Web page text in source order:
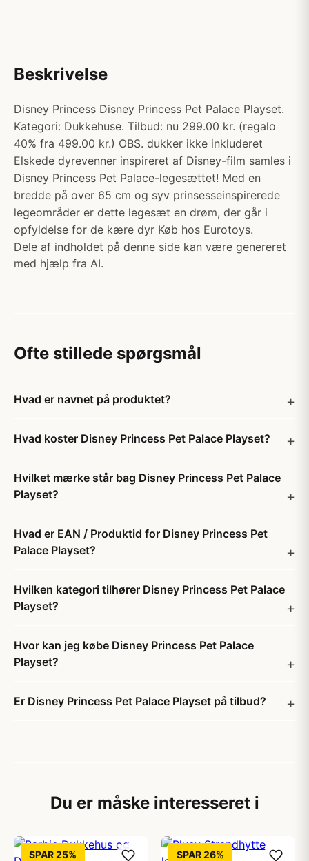
Beskrivelse
Disney Princess Disney Princess Pet Palace Playset.
Kategori: Dukkehuse. Tilbud: nu 299.00 kr. (regalo
40% fra 499.00 kr.) OBS. dukker ikke inkluderet
Elskede dyrevenner inspireret af Disney-film samles i
Disney Princess Pet Palace-legesættet! Med en
bredde på over 65 cm og syv prinsesseinspirerede
legeområder er dette legesæt en drøm, der går i
opfyldelse for de kære dyr Køb hos Eurotoys.
Dele af indholdet på denne side kan være genereret
med hjælp fra AI.
Ofte stillede spørgsmål
Hvad er navnet på produktet?
Hvad koster Disney Princess Pet Palace Playset?
Hvilket mærke står bag Disney Princess Pet Palace
Playset?
Hvad er EAN / Produktid for Disney Princess Pet
Palace Playset?
Hvilken kategori tilhører Disney Princess Pet Palace
Playset?
Hvor kan jeg købe Disney Princess Pet Palace
Playset?
Er Disney Princess Pet Palace Playset på tilbud?
Du er måske interesseret i
SPAR 25% SPAR 26%